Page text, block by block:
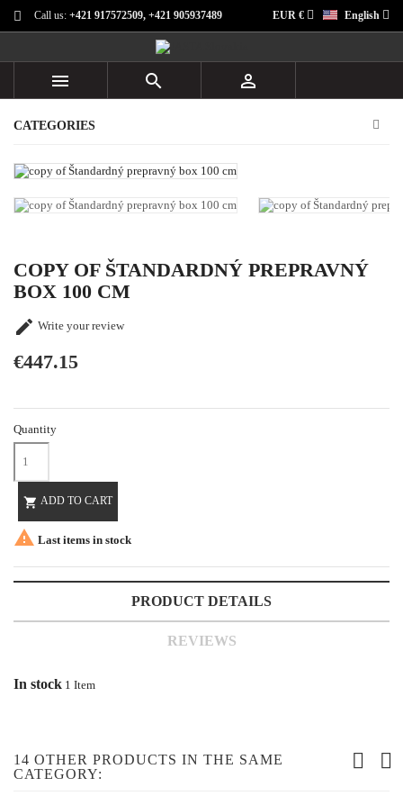
Call us: +421 917572509, +421 905937489 English
EUR €
  
CATEGORIES
COPY OF ŠTANDARDNÝ PREPRAVNÝ
BOX 100 CM
 Write your review
€447.15
Quantity
 ADD TO CART
 Last items in stock
PRODUCT DETAILS
REVIEWS
In stock 1 Item
14 OTHER PRODUCTS IN THE SAME
CATEGORY: